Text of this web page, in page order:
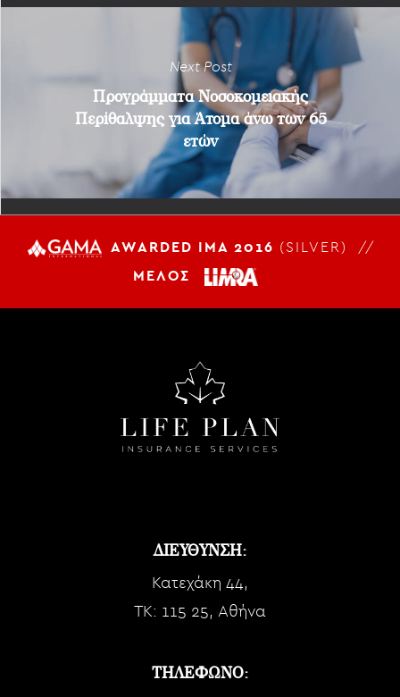
Next Post
Προγράμματα Νοσοκομειακής
Περίθαλψης για Άτομα άνω των 65
ετών
AWARDED IMA 2016 (SILVER) //
ΜΕΛΟΣ
ΔΙΕΥΘΥΝΣΗ:
Κατεχάκη 44,
TK: 115 25, Αθήνα
ΤΗΛΕΦΩΝΟ: